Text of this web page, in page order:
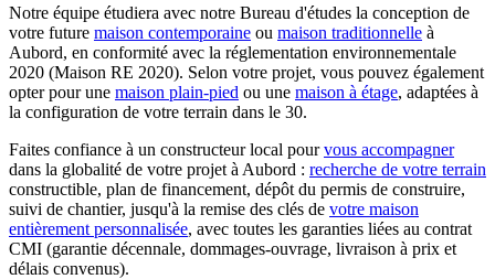
Notre équipe étudiera avec notre Bureau d'études la conception de
votre future maison contemporaine ou maison traditionnelle à
Aubord, en conformité avec la réglementation environnementale
2020 (Maison RE 2020). Selon votre projet, vous pouvez également
opter pour une maison plain-pied ou une maison à étage, adaptées à
la configuration de votre terrain dans le 30.
Faites confiance à un constructeur local pourvous accompagner
dans la globalité de votre projet à Aubord : recherche de votre terrain
constructible, plan de financement, dépôt du permis de construire,
suivi de chantier, jusqu'à la remise des clés de votre maison
entièrement personnalisée, avec toutes les garanties liées au contrat
CMI (garantie décennale, dommages-ouvrage, livraison à prix et
délais convenus).